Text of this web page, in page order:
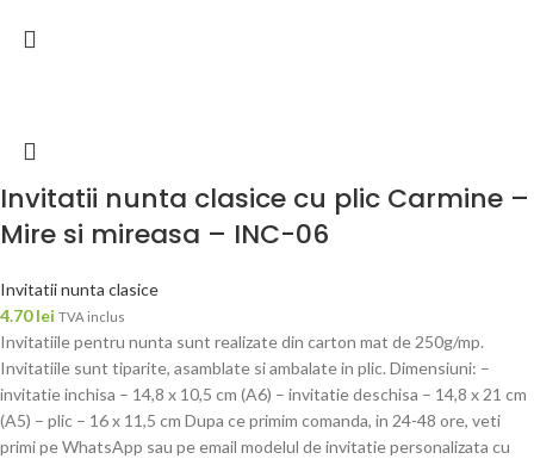
Invitatii nunta clasice cu plic Carmine –
Mire si mireasa – INC-06
Invitatii nunta clasice
4.70lei TVA inclus
Invitatiile pentru nunta sunt realizate din carton mat de 250g/mp.
Invitatiile sunt tiparite, asamblate si ambalate in plic. Dimensiuni: –
invitatie inchisa – 14,8 x 10,5 cm (A6) – invitatie deschisa – 14,8 x 21 cm
(A5) – plic – 16 x 11,5 cm Dupa ce primim comanda, in 24-48 ore, veti
primi pe WhatsApp sau pe email modelul de invitatie personalizata cu